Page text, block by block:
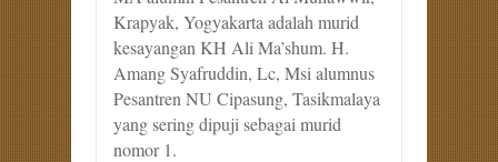
Krapyak, Yogyakarta adalah murid
kesayangan KH Ali Ma’shum. H.
Amang Syafruddin, Lc, Msi alumnus
Pesantren NU Cipasung, Tasikmalaya
yang sering dipuji sebagai murid
nomor 1.